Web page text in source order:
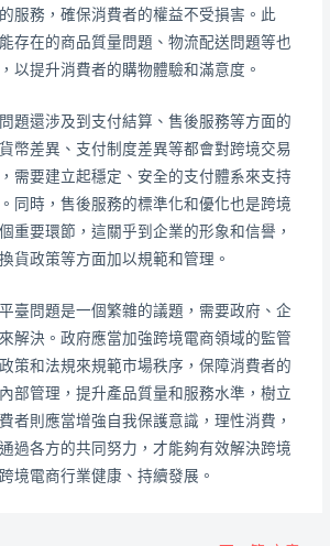
服務，確保消費者的權益不受損害。此
存在的商品質量問題、物流配送問題等也
以提升消費者的購物體驗和滿意度。
題還涉及到支付結算、售後服務等方面的
幣差異、支付制度差異等都會對跨境交易
需要建立起穩定、安全的支付體系來支持
同時，售後服務的標準化和優化也是跨境
重要環節，這關乎到企業的形象和信譽，
貨政策等方面加以規範和管理。
臺問題是一個繁雜的議題，需要政府、企
解決。政府應當加強跨境電商領域的監管
策和法規來規範市場秩序，保障消費者的
部管理，提升產品質量和服務水準，樹立
者則應當增強自我保護意識，理性消費，
過各方的共同努力，才能夠有效解決跨境
境電商行業健康、持續發展。